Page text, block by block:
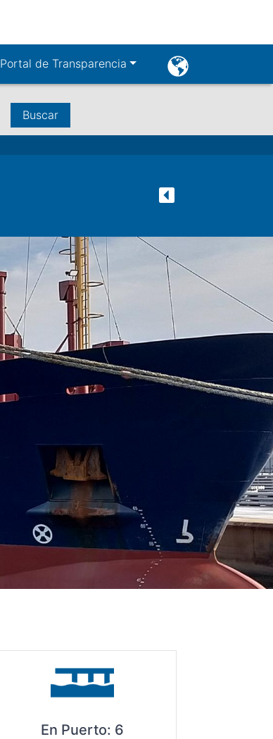
Portal de Transparencia
account
En Puerto: 6